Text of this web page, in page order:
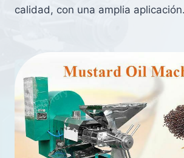
calidad, con una amplia aplicación.